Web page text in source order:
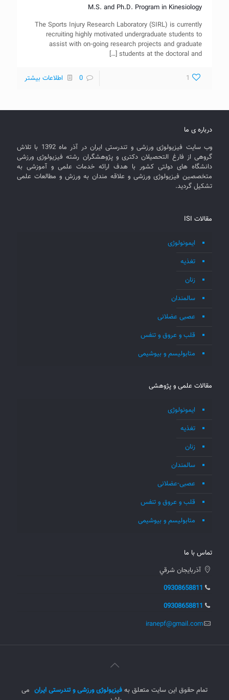
M.S. and Ph.D. Program in Kinesiology
The Sports Injury Research Laboratory (SIRL) is currently
recruiting highly motivated undergraduate students to
assist with on-going research projects and graduate
students at the doctoral and
[…]
1
0 اطلاعات بیشتر
درباره ی ما
وب سایت فیزیولوژی ورزشی و تندرستی ایران در آذر ماه 1392 با تلاش
گروهی از فارغ التحصیلان دکتری و پژوهشگران رشته فیزیولوژی ورزشی
دانشگاه های دولتی کشور با هدف ارائه خدمات علمی و آموزشی به
متخصصین فیزیولوژی ورزشی و علاقه مندان به ورزش و مطالعات علمی
تشکیل گردید.
مقالات ISI
ایمونولوژی
تغذیه
زنان
سالمندان
عصبی عضلانی
قلب و عروق و تنفس
متابولیسم و بیوشیمی
مقالات علمی و پژوهشی
ایمونولوژی
تغذیه
زنان
سالمندان
عصبی-عضلانی
قلب و عروق و تنفس
متابولیسم و بیوشیمی
تماس با ما
آذربايجان شرقي
09308658811
09308658811
iranepf@gmail.com
تمام حقوق این سایت متعلق به فیزیولوژی ورزشی و تندرستی ایران می